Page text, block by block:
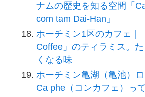
ナムの歴史を知る空間「
com tam Dai-Han」
ホーチミン1区のカフェ｜
Coffee」のティラミス。
くなる味
ホーチミン亀湖（亀池）
Ca phe（コンカフェ）っ